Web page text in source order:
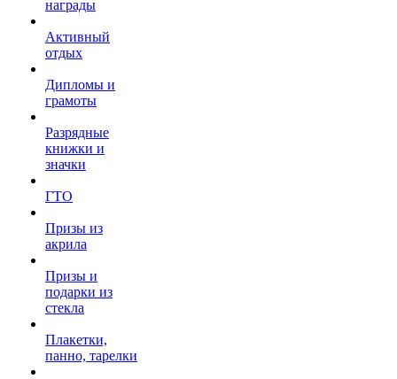
награды
Активный
отдых
Дипломы и
грамоты
Разрядные
книжки и
значки
ГТО
Призы из
акрила
Призы и
подарки из
стекла
Плакетки,
панно, тарелки